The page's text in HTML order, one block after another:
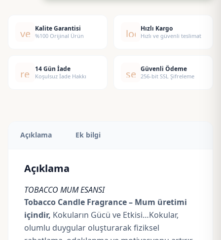
verified
Kalite Garantisi
%100 Orijinal Ürün local_shipping
Hızlı Kargo
Hızlı ve güvenli teslimat
replay14 Gün İade
Koşulsuz İade Hakkı security
Güvenli Ödeme
256-bit SSL Şifreleme
Açıklama Ek bilgi
Açıklama
TOBACCO MUM ESANSI
Tobacco Candle Fragrance – Mum üretimi
içindir, Kokuların Gücü ve Etkisi…Kokular,
olumlu duygular oluşturarak fiziksel